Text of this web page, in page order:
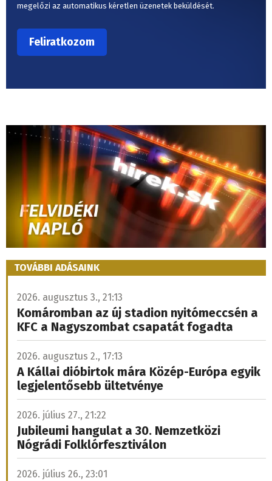
megelőzi az automatikus kéretlen üzenetek beküldését.
TOVÁBBI ADÁSAINK
2026. augusztus 3., 21:13
Komáromban az új stadion nyitómeccsén a
KFC a Nagyszombat csapatát fogadta
2026. augusztus 2., 17:13
A Kállai dióbirtok mára Közép-Európa egyik
legjelentősebb ültetvénye
2026. július 27., 21:22
Jubileumi hangulat a 30. Nemzetközi
Nógrádi Folklórfesztiválon
2026. július 26., 23:01